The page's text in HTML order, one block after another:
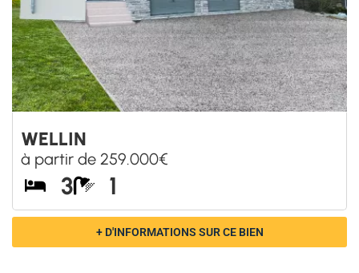
1
+ D'INFORMATIONS SUR CE BIEN
PETIT-THIER
à partir de 234.500€
3 1
+ D'INFORMATIONS SUR CE BIEN